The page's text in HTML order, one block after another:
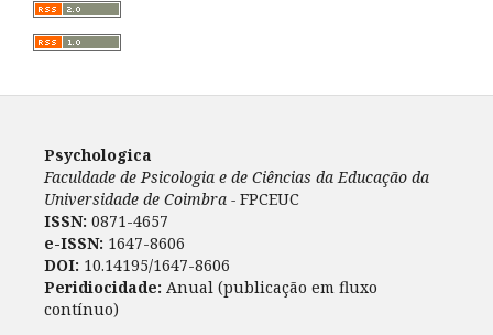
Psychologica
Faculdade de Psicologia e de Ciências da Educação da
Universidade de Coimbra - FPCEUC
ISSN: 0871-4657
e-ISSN: 1647-8606
DOI: 10.14195/1647-8606
Peridiocidade: Anual (publicação em fluxo
contínuo)